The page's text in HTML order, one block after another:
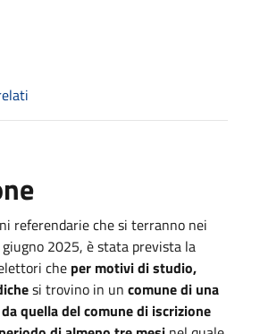
referendarie che si terranno nei
2025, è stata prevista la
che per motivi di studio,
si trovino in un comune di una
quella del comune di iscrizione